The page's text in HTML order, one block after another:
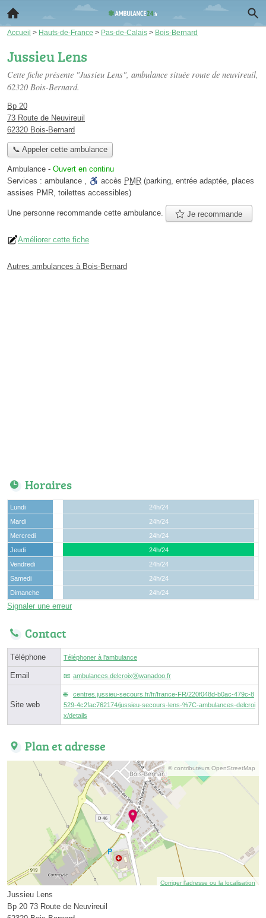
Accueil > Hauts-de-France > Pas-de-Calais > Bois-Bernard
Jussieu Lens
Cette fiche présente "Jussieu Lens", ambulance située route de neuvireuil,
62320 Bois-Bernard.
Bp 20
73 Route de Neuvireuil
62320 Bois-Bernard
📞 Appeler cette ambulance
Ambulance - Ouvert en continu
Services : ambulance , accès PMR (parking, entrée adaptée, places
assises PMR, toilettes accessibles)
Une personne recommande cette ambulance. Je recommande
Améliorer cette fiche
Autres ambulances à Bois-Bernard
Horaires
Lundi
24h/24
Mardi
24h/24
Mercredi
24h/24
Jeudi
24h/24
Vendredi
24h/24
Samedi
24h/24
Dimanche
24h/24
Signaler une erreur
Contact
Téléphone Téléphoner à l'ambulance
Email ambulances.delcroixⓐwanadoo.fr
Site web
centres.jussieu-secours.fr/fr/france-FR/220f048d-b0ac-479c-8
529-4c2fac762174/jussieu-secours-lens-%7C-ambulances-delcroi
x/details
Plan et adresse
© contributeurs OpenStreetMap
Corriger l’adresse ou la localisation
Jussieu Lens
Bp 20 73 Route de Neuvireuil